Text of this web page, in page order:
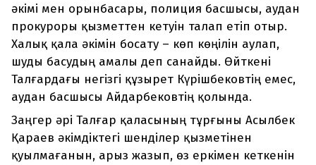
әкімі мен орынбасары, полиция басшысы, аудан
прокуроры қызметтен кетуін талап етіп отыр.
Халық қала әкімін босату – көп көңілін аулап,
шуды басудың амалы деп санайды. Өйткені
Талғардағы негізгі құзырет Күрішбековтің емес,
аудан басшысы Айдарбековтің қолында.
Заңгер әрі Талғар қаласының тұрғыны Асылбек
Қараев әкімдіктегі шенділер қызметінен
қуылмағанын, арыз жазып, өз еркімен кеткенін